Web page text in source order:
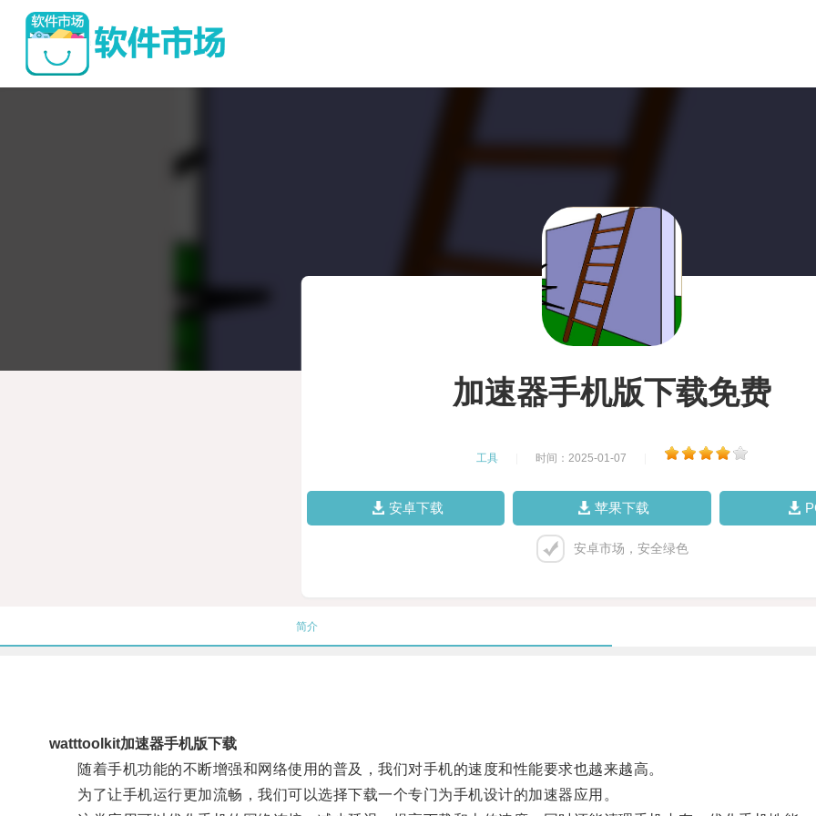
加速器手机版下载免费
工具 时间：2025-01-07
安卓下载 苹果下载
安卓市场，安全绿色
简介
watttoolkit加速器手机版下载
随着手机功能的不断增强和网络使用的普及，我们对手机的速度和性能要求也越来越高。
为了让手机运行更加流畅，我们可以选择下载一个专门为手机设计的加速器应用。